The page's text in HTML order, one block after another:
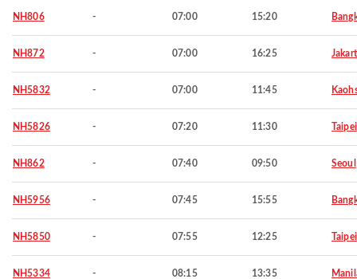
NH806 - 07:00 15:20
NH872 - 07:00 16:25
NH5832 - 07:00 11:45
NH5826 - 07:20 11:30 Taipei
NH862 - 07:40 09:50 Seoul
NH5956 - 07:45 15:55
NH5850 - 07:55 12:25 Taipei
NH5334 - 08:15 13:35